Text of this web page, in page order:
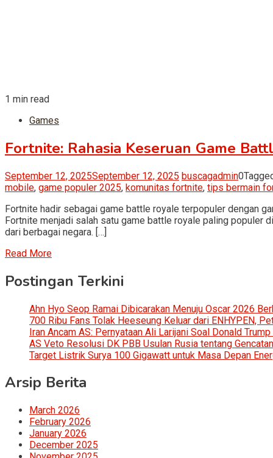
1 min read
Games
Fortnite: Rahasia Keseruan Game
September 12, 2025September 12, 2025 buscagadmin0
mobile, game populer 2025, komunitas fortnite, tips bermain
Fortnite hadir sebagai game battle royale terpopuler dengan
Fortnite menjadi salah satu game battle royale paling populer
dari berbagai negara. […]
Read More
Postingan Terkini
Ahn Hyo Seop Ramai Dibicarakan Menuju Oscar 2026
700 Ribu Fans Tolak Heeseung Keluar dari ENHYPEN,
Iran Ancam AS: Pernyataan Ali Larijani Soal Donald
AS Veto Resolusi DK PBB Usulan Rusia tentang
Target Listrik Surya 100 Gigawatt untuk Masa Depan
Arsip Berita
March 2026
February 2026
January 2026
December 2025